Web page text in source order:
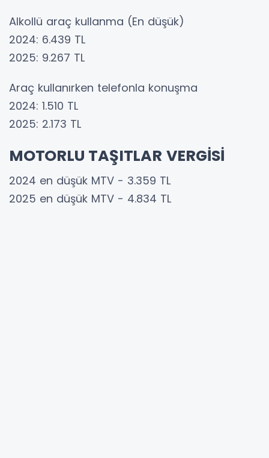
Alkollü araç kullanma (En düşük)
2024: 6.439 TL
2025: 9.267 TL
Araç kullanırken telefonla konuşma
2024: 1.510 TL
2025: 2.173 TL
MOTORLU TAŞITLAR VERGİSİ
2024 en düşük MTV - 3.359 TL
2025 en düşük MTV - 4.834 TL